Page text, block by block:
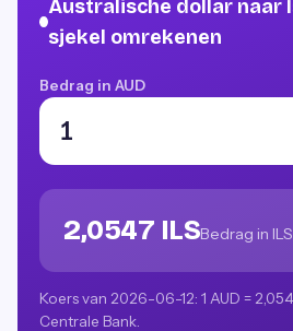
Australische dollar naar
sjekel omrekenen
Bedrag in AUD
2,0547 ILSBedrag in ILS
Koers van 2026-06-12: 1 AUD =
Centrale Bank.